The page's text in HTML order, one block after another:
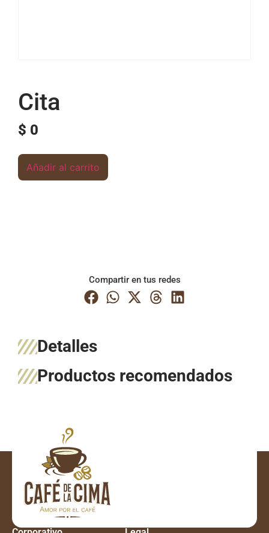
Cita
$ 0
Añadir al carrito
Compartir en tus redes
Detalles
Productos recomendados